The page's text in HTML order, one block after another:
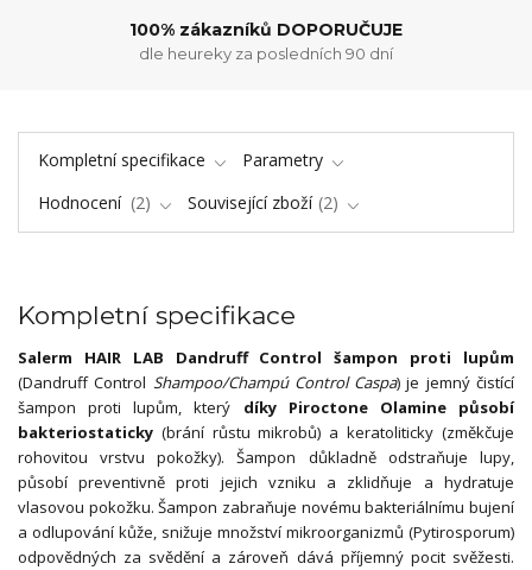
100% zákazníků DOPORUČUJE
dle heureky za posledních 90 dní
Kompletní specifikace
Parametry
Hodnocení
2 Související zboží 2
Kompletní specifikace
Salerm HAIR LAB Dandruff Control šampon proti lupům
(Dandruff Control Shampoo/Champú Control Caspa) je jemný čistící
šampon proti lupům, který díky Piroctone Olamine působí
bakteriostaticky (brání růstu mikrobů) a keratoliticky (změkčuje
rohovitou vrstvu pokožky). Šampon důkladně odstraňuje lupy,
působí preventivně proti jejich vzniku a zklidňuje a hydratuje
vlasovou pokožku. Šampon zabraňuje novému bakteriálnímu bujení
a odlupování kůže, snižuje množství mikroorganizmů (Pytirosporum)
odpovědných za svědění a zároveň dává příjemný pocit svěžesti.